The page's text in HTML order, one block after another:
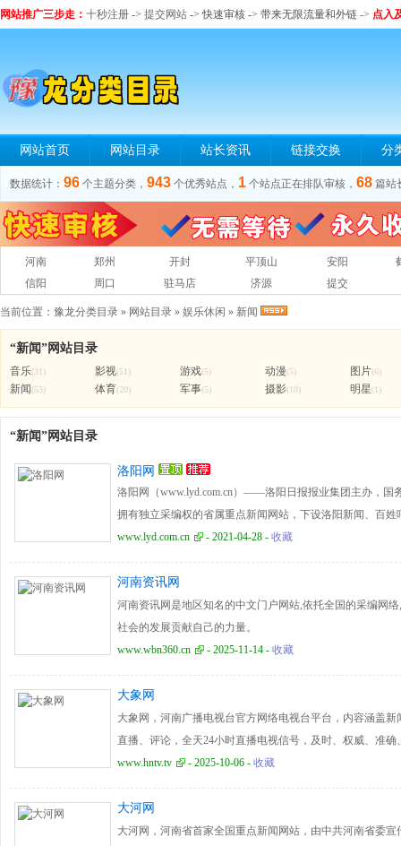
网站推广三步走： 十秒注册 -> 提交网站 -> 快速审核 -> 带来无限流量和外链 -> 点入
网站首页 网站目录 站长资讯 链接交换 分
数据统计： 96 个主题分类， 943 个优秀站点， 1 个站点正在排队审核， 68 篇站
河南 郑州 开封 平顶山 安阳
信阳
周口 驻马店 济源 提交
当前位置： 豫龙分类目录 » 网站目录 » 娱乐休闲 » 新闻
“新闻”网站目录
音乐(31) 影视(51) 游戏(5) 动漫(5) 图片(6)
新闻(53) 体育(20) 军事(5) 摄影(10) 明星(1)
“新闻”网站目录
洛阳网
洛阳网（www.lyd.com.cn）——洛阳日报报业集团主办，国
拥有独立采编权的省属重点新闻网站，下设洛阳新闻、百
经典洛阳等频道， 拥有本地互动论坛“洛阳社区”， 在河南
www.lyd.com.cn - 2021-04-28 - 收藏
河南资讯网
河南资讯网是地区知名的中文门户网站,依托全国的采编网
社会的发展贡献自己的力量。
www.wbn360.cn
- 2025-11-14 - 收藏
大象网
大象网，河南广播电视台官方网络电视台平台，内容涵盖
直播、评论，全天24小时直播电视信号，及时、权威、准
件，执大象，天下往，河南新闻看大象。
www.hntv.tv - 2025-10-06 - 收藏
大河网
大河网，河南省首家全国重点新闻网站，由中共河南省委